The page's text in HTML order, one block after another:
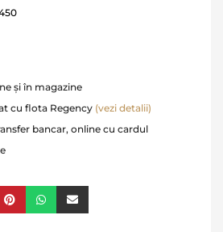
și în magazine
cu flota Regency (vezi detalii)
bancar, online cu cardul